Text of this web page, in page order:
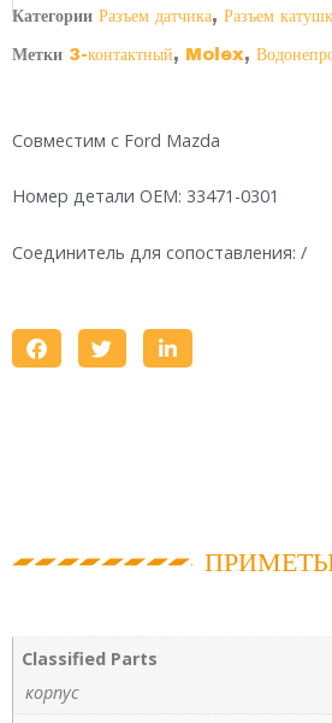
Категории Разъем датчика, Разъем
Метки 3-контактный, Molex,
Совместим с Ford Mazda
Номер детали OEM: 33471-0301
Соединитель для сопоставления: /
Classified Parts
корпус